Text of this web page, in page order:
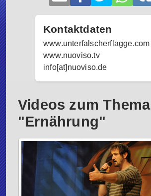
Kontaktdaten
www.unterfalscherflagge.com
www.nuoviso.tv
info[at]nuoviso.de
Videos zum Thema
"Ernährung"